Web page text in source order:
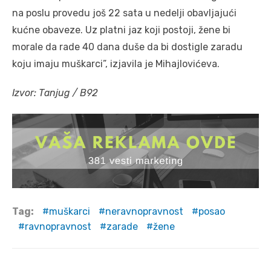
na poslu provedu još 22 sata u nedelji obavljajući
kućne obaveze. Uz platni jaz koji postoji, žene bi
morale da rade 40 dana duše da bi dostigle zaradu
koju imaju muškarci”, izjavila je Mihajlovićeva.
Izvor: Tanjug / B92
Tag: muškarci neravnopravnost
posao
ravnopravnost
zarade žene